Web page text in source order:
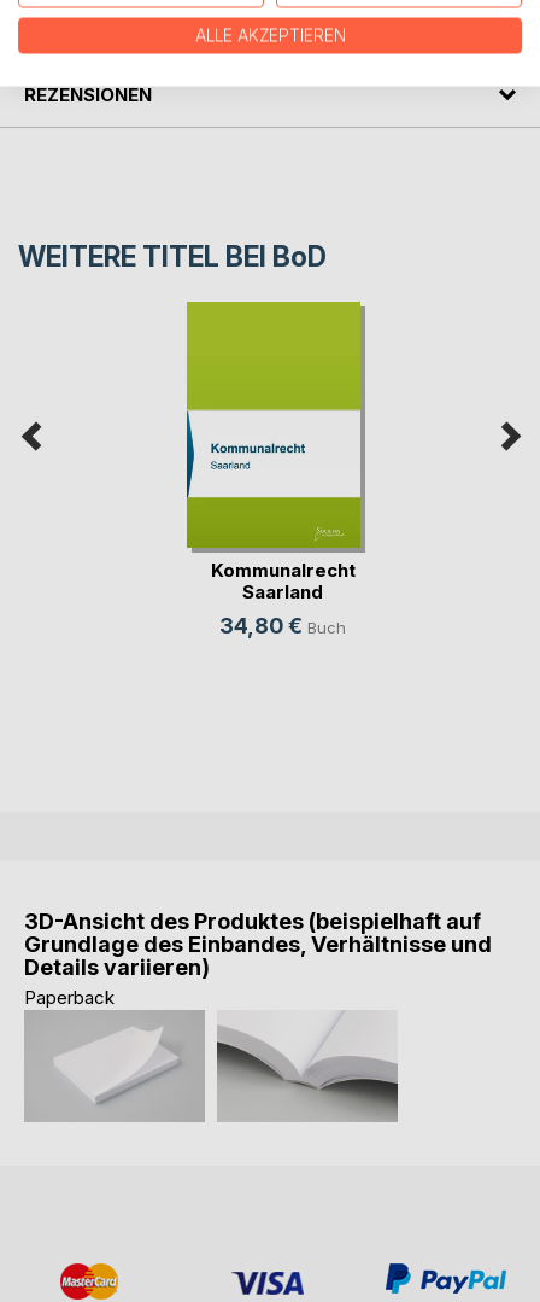
REZENSIONEN
WEITERE TITEL BEI BoD
Kommunalrecht
Saarland
34,80 € Buch
3D-Ansicht des Produktes (beispielhaft auf
Grundlage des Einbandes, Verhältnisse und
Details variieren)
Paperback
ALLE AKZEPTIEREN